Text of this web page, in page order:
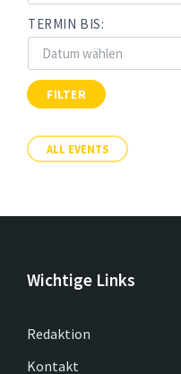
TERMIN BIS:
FILTER
ALL EVENTS
Wichtige Links
Redaktion
Kontakt